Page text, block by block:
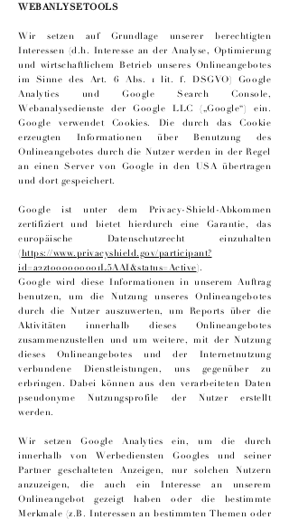
WEBANLYSETOOLS
Wir setzen auf Grundlage unserer berechtigten
Interessen (d.h. Interesse an der Analyse, Optimierung
und wirtschaftlichem Betrieb unseres Onlineangebotes
im Sinne des Art. 6 Abs. 1 lit. f. DSGVO) Google
Analytics und Google Search Console,
Webanalysedienste der Google LLC („Google“) ein.
Google verwendet Cookies. Die durch das Cookie
erzeugten Informationen über Benutzung des
Onlineangebotes durch die Nutzer werden in der Regel
an einen Server von Google in den USA übertragen
und dort gespeichert.
Google ist unter dem Privacy-Shield-Abkommen
zertifiziert und bietet hierdurch eine Garantie, das
europäische Datenschutzrecht einzuhalten
(https://www.privacyshield.gov/participant?
id=a2zt000000001L5AAI&status=Active).
Google wird diese Informationen in unserem Auftrag
benutzen, um die Nutzung unseres Onlineangebotes
durch die Nutzer auszuwerten, um Reports über die
Aktivitäten innerhalb dieses Onlineangebotes
zusammenzustellen und um weitere, mit der Nutzung
dieses Onlineangebotes und der Internetnutzung
verbundene Dienstleistungen, uns gegenüber zu
erbringen. Dabei können aus den verarbeiteten Daten
pseudonyme Nutzungsprofile der Nutzer erstellt
werden.
Wir setzen Google Analytics ein, um die durch
innerhalb von Werbediensten Googles und seiner
Partner geschalteten Anzeigen, nur solchen Nutzern
anzuzeigen, die auch ein Interesse an unserem
Onlineangebot gezeigt haben oder die bestimmte
Merkmale (z.B. Interessen an bestimmten Themen oder